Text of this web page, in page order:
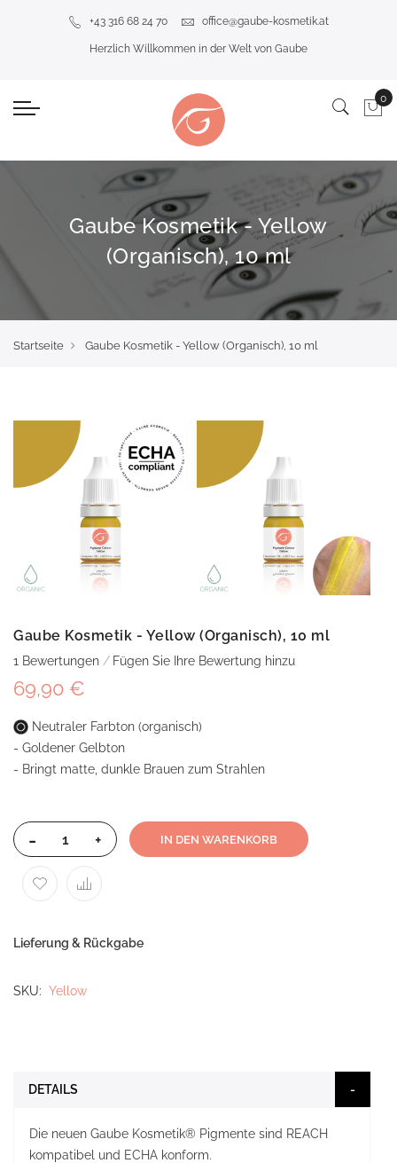
+43 316 68 24 70 office@gaube-kosmetik.at
Herzlich Willkommen in der Welt von Gaube
Gaube Kosmetik - Yellow
(Organisch), 10 ml
Startseite Gaube Kosmetik - Yellow (Organisch), 10 ml
Gaube Kosmetik - Yellow (Organisch), 10 ml
1 Bewertungen Fügen Sie Ihre Bewertung hinzu
69,90 €
Neutraler Farbton (organisch)
- Goldener Gelbton
- Bringt matte, dunkle Brauen zum Strahlen
- + IN DEN WARENKORB
Lieferung & Rückgabe
SKU Yellow
DETAILS
Die neuen Gaube Kosmetik® Pigmente sind REACH
kompatibel und ECHA konform.